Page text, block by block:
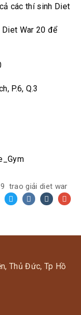
các thí sinh Diet
War 20 để
P.6, Q.3
trao giải diet war
Thủ Đức, Tp Hồ